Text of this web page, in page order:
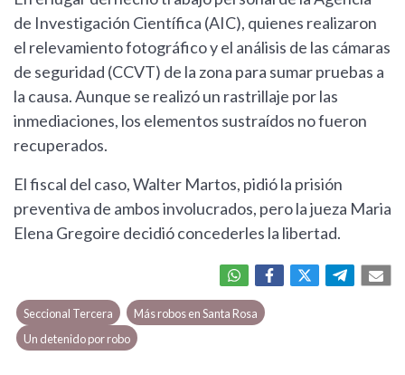
de Investigación Científica (AIC), quienes realizaron
el relevamiento fotográfico y el análisis de las cámaras
de seguridad (CCVT) de la zona para sumar pruebas a
la causa. Aunque se realizó un rastrillaje por las
inmediaciones, los elementos sustraídos no fueron
recuperados.
El fiscal del caso, Walter Martos, pidió la prisión
preventiva de ambos involucrados, pero la jueza Maria
Elena Gregoire decidió concederles la libertad.
Seccional Tercera
Más robos en Santa Rosa
Un detenido por robo